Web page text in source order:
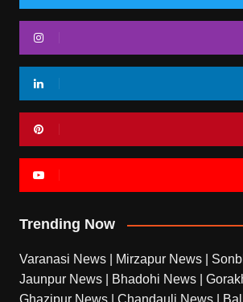
Trending Now
Varanasi News Mirzapur News
Jaunpur News
Bhadohi News
Ghazipur News
Chandauli News